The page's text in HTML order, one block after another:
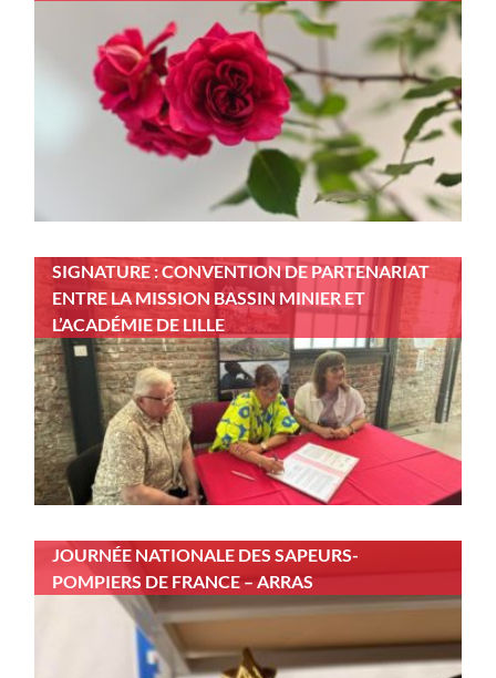
SIGNATURE : CONVENTION DE PARTENARIAT
ENTRE LA MISSION BASSIN MINIER ET
L’ACADÉMIE DE LILLE
JOURNÉE NATIONALE DES SAPEURS-
POMPIERS DE FRANCE – ARRAS